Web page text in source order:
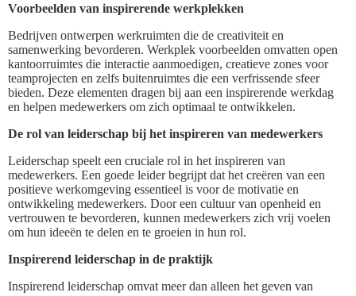
Voorbeelden van inspirerende werkplekken
Bedrijven ontwerpen werkruimten die de creativiteit en
samenwerking bevorderen. Werkplek voorbeelden omvatten open
kantoorruimtes die interactie aanmoedigen, creatieve zones voor
teamprojecten en zelfs buitenruimtes die een verfrissende sfeer
bieden. Deze elementen dragen bij aan een inspirerende werkdag
en helpen medewerkers om zich optimaal te ontwikkelen.
De rol van leiderschap bij het inspireren van medewerkers
Leiderschap speelt een cruciale rol in het inspireren van
medewerkers. Een goede leider begrijpt dat het creëren van een
positieve werkomgeving essentieel is voor de motivatie en
ontwikkeling medewerkers. Door een cultuur van openheid en
vertrouwen te bevorderen, kunnen medewerkers zich vrij voelen
om hun ideeën te delen en te groeien in hun rol.
Inspirerend leiderschap in de praktijk
Inspirerend leiderschap omvat meer dan alleen het geven van